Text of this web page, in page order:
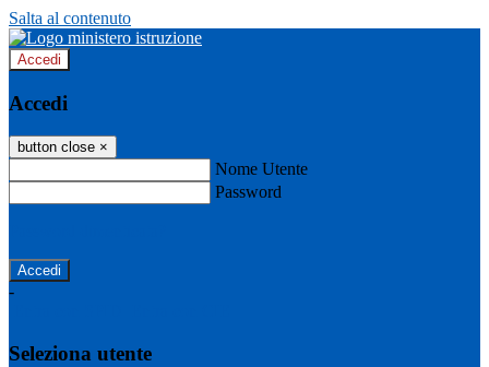
Salta al contenuto
Accedi
Accedi
button close ×
Nome Utente
Password
-
Seleziona utente